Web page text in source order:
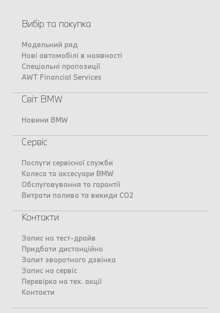
Вибір та покупка
Модельний ряд
Нові автомобілі в наявності
Спеціальні пропозиції
AWT Financial Services
Світ BMW
Новини BMW
Сервіс
Послуги сервісної служби
Колеса та аксесуари BMW
Обслуговування та гарантії
Витрати палива та викиди CO2
Контакти
Запис на тест-драйв
Придбати дистанційно
Запит зворотного дзвінка
Запис на сервіс
Перевірка на тех. акції
Контакти